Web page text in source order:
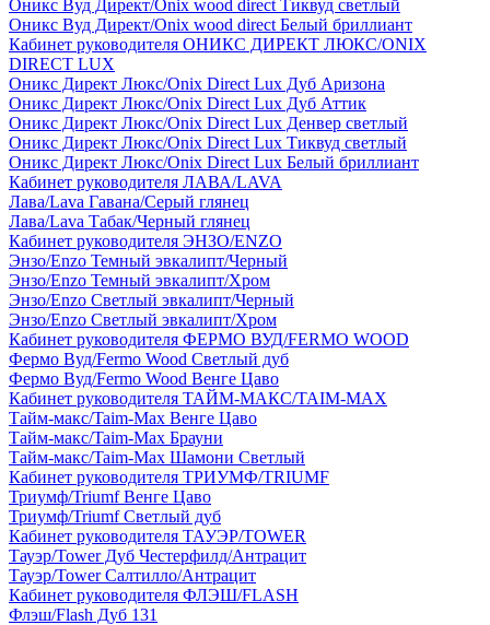
Оникс Вуд Директ/Onix wood direct Тиквуд светлый
Оникс Вуд Директ/Onix wood direct Белый бриллиант
Кабинет руководителя ОНИКС ДИРЕКТ ЛЮКС/ONIX
DIRECT LUX
Оникс Директ Люкс/Onix Direct Lux Дуб Аризона
Оникс Директ Люкс/Onix Direct Lux Дуб Аттик
Оникс Директ Люкс/Onix Direct Lux Денвер светлый
Оникс Директ Люкс/Onix Direct Lux Тиквуд светлый
Оникс Директ Люкс/Onix Direct Lux Белый бриллиант
Кабинет руководителя ЛАВА/LAVA
Лава/Lava Гавана/Серый глянец
Лава/Lava Табак/Черный глянец
Кабинет руководителя ЭНЗО/ENZO
Энзо/Enzo Темный эвкалипт/Черный
Энзо/Enzo Темный эвкалипт/Хром
Энзо/Enzo Светлый эвкалипт/Черный
Энзо/Enzo Светлый эвкалипт/Хром
Кабинет руководителя ФЕРМО ВУД/FERMO WOOD
Фермо Вуд/Fermo Wood Светлый дуб
Фермо Вуд/Fermo Wood Венге Цаво
Кабинет руководителя ТАЙМ-МАКС/TAIM-MAX
Тайм-макс/Taim-Max Венге Цаво
Тайм-макс/Taim-Max Брауни
Тайм-макс/Taim-Max Шамони Светлый
Кабинет руководителя ТРИУМФ/TRIUMF
Триумф/Triumf Венге Цаво
Триумф/Triumf Светлый дуб
Кабинет руководителя ТАУЭР/TOWER
Тауэр/Tower Дуб Честерфилд/Антрацит
Тауэр/Tower Салтилло/Антрацит
Кабинет руководителя ФЛЭШ/FLASH
Флэш/Flash Дуб 131